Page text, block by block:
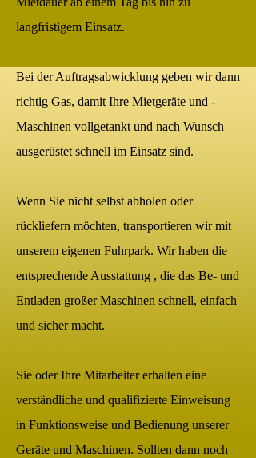
langfristigem Einsatz.
Bei der Auftragsabwicklung geben wir dann
richtig Gas, damit Ihre Mietgeräte und -
Maschinen vollgetankt und nach Wunsch
ausgerüstet schnell im Einsatz sind.
Wenn Sie nicht selbst abholen oder
rückliefern möchten, transportieren wir mit
unserem eigenen Fuhrpark. Wir haben die
entsprechende Ausstattung , die das Be- und
Entladen großer Maschinen schnell, einfach
und sicher macht.
Sie oder Ihre Mitarbeiter erhalten eine
verständliche und qualifizierte Einweisung
in Funktionsweise und Bedienung unserer
Geräte und Maschinen. Sollten dann noch